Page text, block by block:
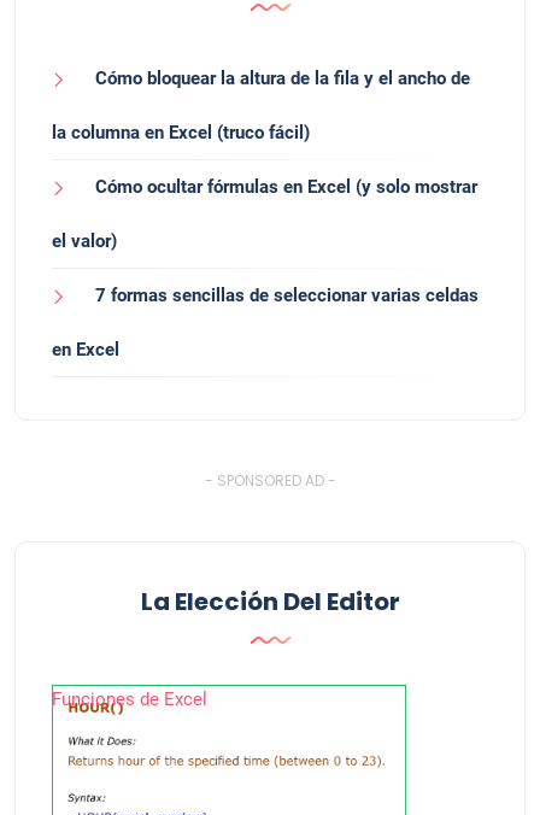
Cómo bloquear la altura de la fila y el ancho de
la columna en Excel (truco fácil)
Cómo ocultar fórmulas en Excel (y solo mostrar
el valor)
7 formas sencillas de seleccionar varias celdas
en Excel
- SPONSORED AD -
La Elección Del Editor
Funciones de Excel